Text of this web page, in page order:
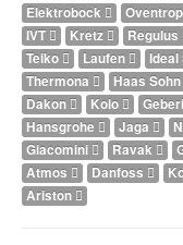
Elektrobock
Oventrop
IVT
Kretz Regulus
Teiko
Laufen Ideal
Thermona
Haas Sohn
Dakon
Kolo
Hansgrohe
Jaga
Giacomini
Ravak
Atmos
Danfoss
Ariston